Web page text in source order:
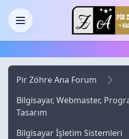
Skip to main content
Menü
Pir Zöhre Ana Forum
Bilgisayar, Webmaster,
Tasarım
Bilgisayar İşletim Sistemleri